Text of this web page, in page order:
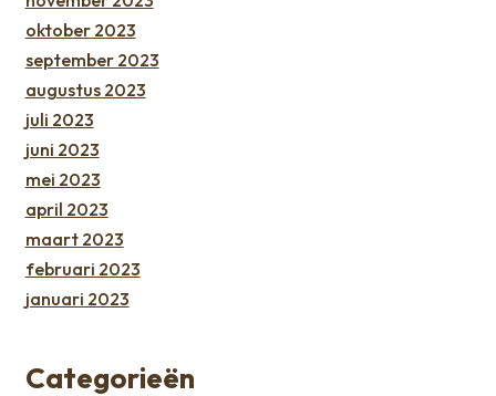
oktober 2023
september 2023
augustus 2023
juli 2023
juni 2023
mei 2023
april 2023
maart 2023
februari 2023
januari 2023
Categorieën